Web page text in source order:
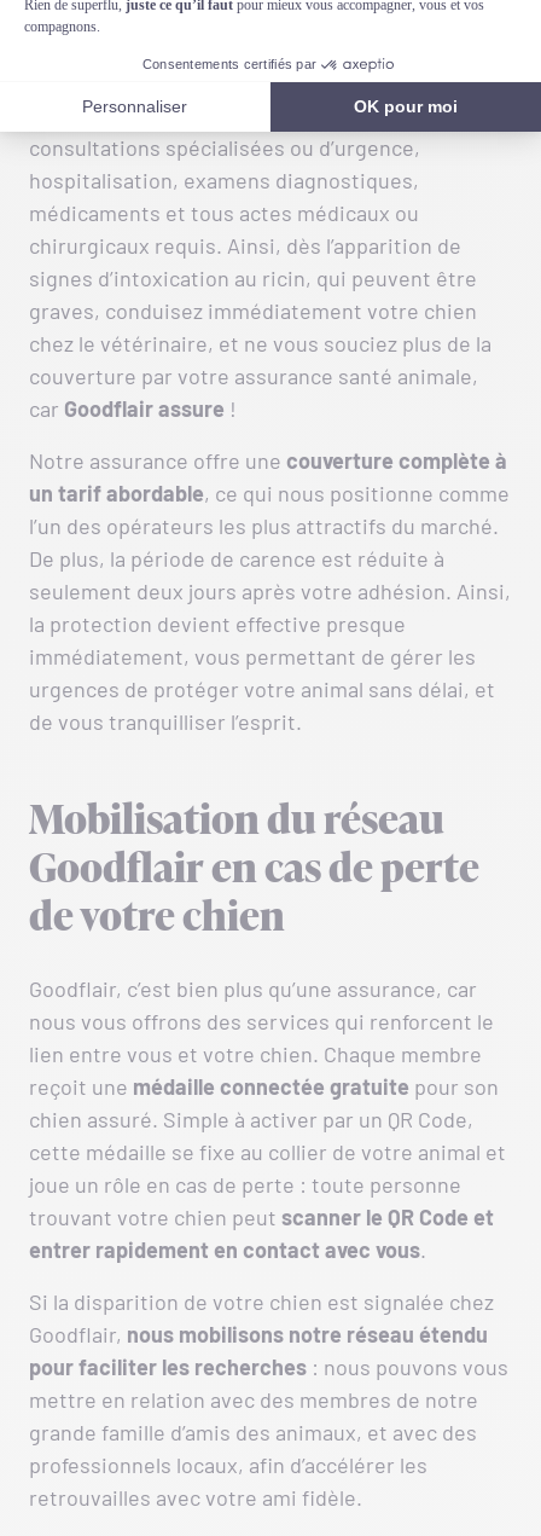
En effet,notre garantie Accidentprend en
prend en charge tous les frais vétérinaires, du
diagnostic au traitement de cette urgence :
consultations spécialisées ou d’urgence,
hospitalisation, examens diagnostiques,
médicaments et tous actes médicaux ou
chirurgicaux requis. Ainsi, dès l’apparition de
signes d’intoxication au ricin, qui peuvent être
graves, conduisez immédiatement votre chien
chez le vétérinaire, et ne vous souciez plus de la
couverture par votre assurance santé animale,
car Goodflair assure !
Notre assurance offre une couverture complète à
un tarif abordable, ce qui nous positionne comme
l’un des opérateurs les plus attractifs du marché.
De plus, la période de carence est réduite à
seulement deux jours après votre adhésion. Ainsi,
la protection devient effective presque
immédiatement, vous permettant de gérer les
urgences de protéger votre animal sans délai, et
de vous tranquilliser l’esprit.
Mobilisation du réseau
Goodflair en cas de perte
de votre chien
Goodflair, c’est bien plus qu’une assurance, car
nous vous offrons des services qui renforcent le
lien entre vous et votre chien. Chaque membre
reçoit une médaille connectée gratuite pour son
chien assuré. Simple à activer par un QR Code,
cette médaille se fixe au collier de votre animal et
joue un rôle en cas de perte : toute personne
trouvant votre chien peut scanner le QR Code et
entrer rapidement en contact avec vous.
Si la disparition de votre chien est signalée chez
Goodflair, nous mobilisons notre réseau étendu
pour faciliter les recherches : nous pouvons vous
mettre en relation avec des membres de notre
grande famille d’amis des animaux, et avec des
professionnels locaux, afin d’accélérer les
retrouvailles avec votre ami fidèle.